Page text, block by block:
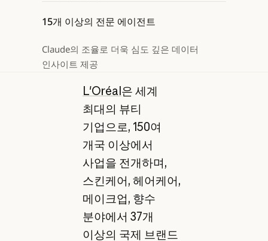
15개 이상의 전문 에이전트
Claude의 조율로 더욱 심도 깊은 데이터
인사이트 제공
L'Oréal은 세계
최대의 뷰티
기업으로, 150여
개국 이상에서
사업을 전개하며,
스킨케어, 헤어케어,
메이크업, 향수
분야에서 37개
이상의 국제 브랜드